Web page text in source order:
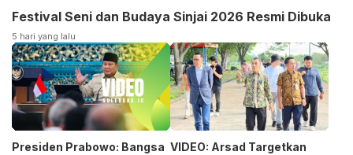
Festival Seni dan Budaya Sinjai 2026 Resmi Dibuka
5 hari yang lalu
Presiden Prabowo: Bangsa VIDEO: Arsad Targetkan